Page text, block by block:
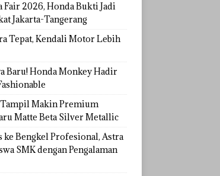
Fair 2026, Honda Bukti Jadi
Jakarta-Tangerang
Tepat, Kendali Motor Lebih
Baru! Honda Monkey Hadir
Tampil Makin Premium
Matte Beta Silver Metallic
ke Bengkel Profesional, Astra
SMK dengan Pengalaman